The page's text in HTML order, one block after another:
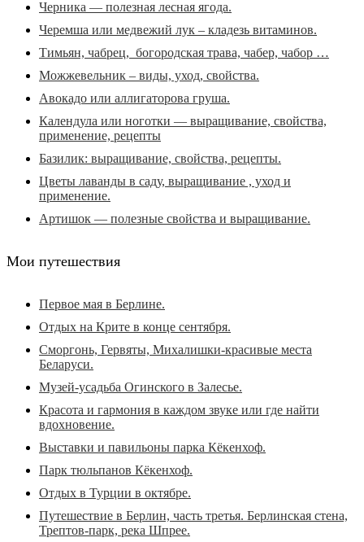
Черника — полезная лесная ягода.
Черемша или медвежий лук – кладезь витаминов.
Тимьян, чабрец, богородская трава, чабер, чабор …
Можжевельник – виды, уход, свойства.
Авокадо или аллигаторова груша.
Календула или ноготки — выращивание, свойства,
применение, рецепты
Базилик: выращивание, свойства, рецепты.
Цветы лаванды в саду, выращивание , уход и
применение.
Артишок — полезные свойства и выращивание.
Мои путешествия
Первое мая в Берлине.
Отдых на Крите в конце сентября.
Сморгонь, Гервяты, Михалишки-красивые места
Беларуси.
Музей-усадьба Огинского в Залесье.
Красота и гармония в каждом звуке или где найти
вдохновение.
Выставки и павильоны парка Кёкенхоф.
Парк тюльпанов Кёкенхоф.
Отдых в Турции в октябре.
Путешествие в Берлин, часть третья. Берлинская стена,
Трептов-парк, река Шпрее.